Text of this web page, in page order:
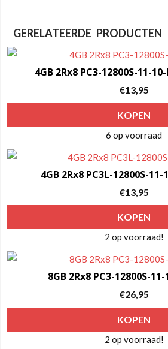
GERELATEERDE PRODUCTEN
4GB 2Rx8 PC3-12800S-11-
€13,95
KOPEN
6 op voorraad
4GB 2Rx8 PC3L-12800S-
€13,95
KOPEN
2 op voorraad!
8GB 2Rx8 PC3-12800S-
€26,95
KOPEN
2 op voorraad!